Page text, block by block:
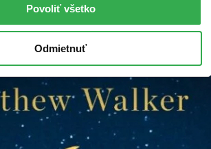
Povoliť všetko
Odmietnuť